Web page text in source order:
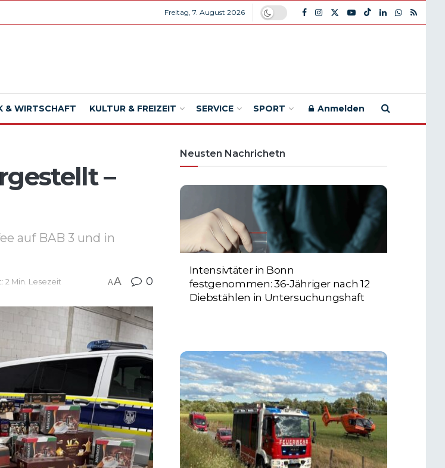
Freitag, 7. August 2026
& WIRTSCHAFT KULTUR & FREIZEIT SERVICE SPORT Anmelden
–
auf BAB 3 und in
2 Min. Lesezeit AA 0
Neusten Nachrichetn
Intensivtäter in Bonn
festgenommen: 36-Jähriger nach 12
Diebstählen in Untersuchungshaft